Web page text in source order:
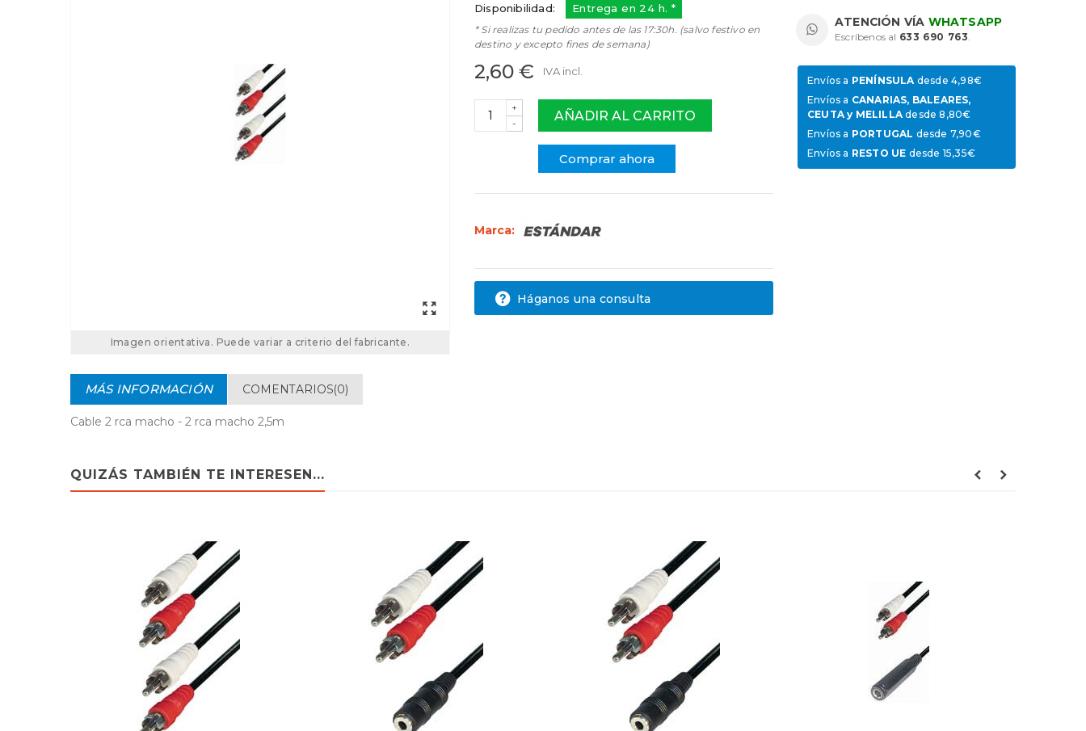
Imagen orientativa. Puede variar a criterio del fabricante.
Disponibilidad: Entrega en 24 h. *
* Si realizas tu pedido antes de las 17:30h. (salvo festivo en
destino y excepto fines de semana)
2,60 € IVA incl.
-
+
AÑADIR AL CARRITO
Comprar ahora
Marca:
Háganos una consulta
ATENCIÓN VÍA WHATSAPP
Escríbenos al 633 690 763.
Envíos a PENÍNSULAdesde 4,98€
Envíos a CANARIAS, BALEARES,
CEUTA y MELILLAdesde 8,80€
Envíos a PORTUGAL desde 7,90€
Envíos a RESTO UE desde 15,35€
MÁS INFORMACIÓN COMENTARIOS(0)
Cable 2 rca macho - 2 rca macho 2,5m
QUIZÁS TAMBIÉN TE INTERESEN...